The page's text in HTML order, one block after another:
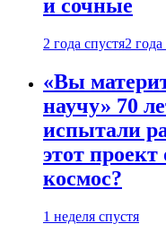
и сочные
2 года спустя2 года
«Вы
научу» 70
испытали
этот
космос?
1 неделя спустя